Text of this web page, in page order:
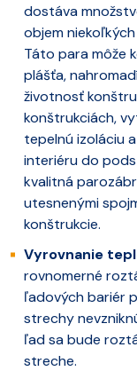
dostáva
objem
Táto para môže
plášťa,
životnosť
konštrukciách,
tepelnú izoláciu
interiéru do
kvalitná
utesnenými
konštrukcie.
Vyrovnanie
rovnomerné
ľadových bariér
strechy
ľad sa bude
streche.